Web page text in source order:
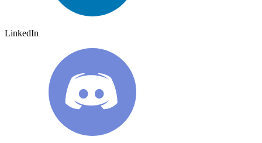
LinkedIn